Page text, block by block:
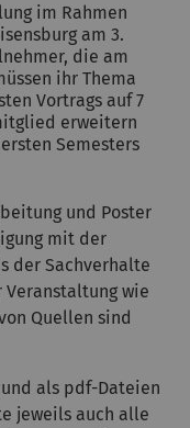
im Rahmen
am 3.
die am
ihr Thema
Vortrags auf 7
erweitern
Semesters
und Poster
mit der
der Sachverhalte
wie
Quellen sind
als pdf-Dateien
jeweils auch alle